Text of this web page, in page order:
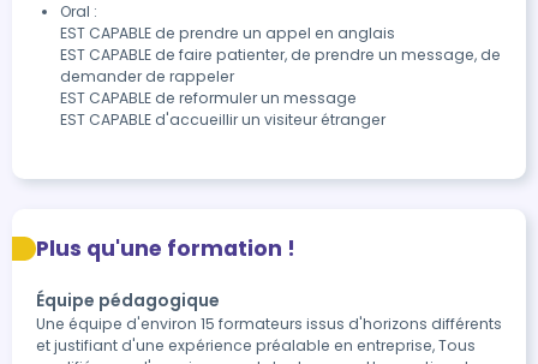
Oral :
EST CAPABLE de prendre un appel en anglais
EST CAPABLE de faire patienter, de prendre un message, de
demander de rappeler
EST CAPABLE de reformuler un message
Plus qu'une formation !
Équipe pédagogique
Une équipe d'environ 15 formateurs issus d'horizons différents
et justifiant d'une expérience préalable en entreprise, Tous